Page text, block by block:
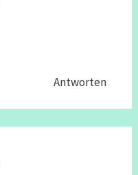
Antworten